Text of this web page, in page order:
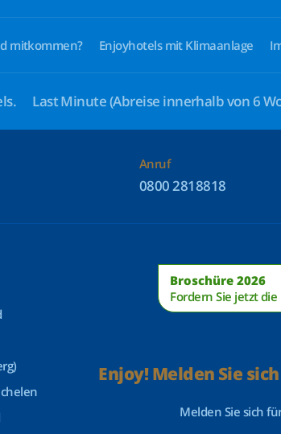
mitkommen? Enjoyhotels mit Klimaanlage
Last Minute(Abreise innerhalb von 6
Anruf
0800 2818818
Broschüre 2026
Fordern Sie jetzt
Enjoy! Melden Sie
Melden Sie sich